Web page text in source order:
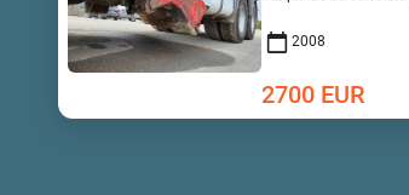
2008
2700 EUR